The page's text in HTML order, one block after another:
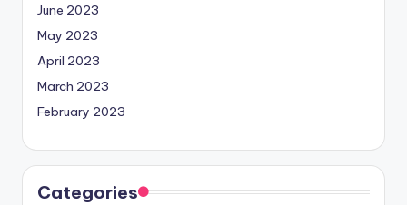
June 2023
May 2023
April 2023
March 2023
February 2023
Categories